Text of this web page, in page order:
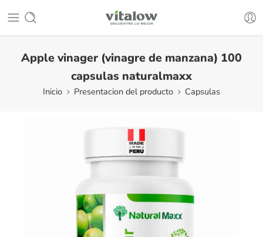
Apple vinager (vinagre de manzana) 100
capsulas naturalmaxx
Inicio Presentacion del producto Capsulas